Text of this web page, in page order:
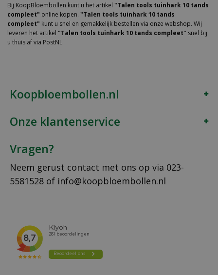
Bij KoopBloembollen kunt u het artikel "Talen tools tuinhark 10 tands
compleet" online kopen. "Talen tools tuinhark 10 tands
compleet" kunt u snel en gemakkelijk bestellen via onze webshop. Wij
leveren het artikel "Talen tools tuinhark 10 tands compleet" snel bij
u thuis af via PostNL.
Koopbloembollen.nl
Onze klantenservice
Vragen?
Neem gerust contact met ons op via 023-
5581528 of info@koopbloembollen.nl